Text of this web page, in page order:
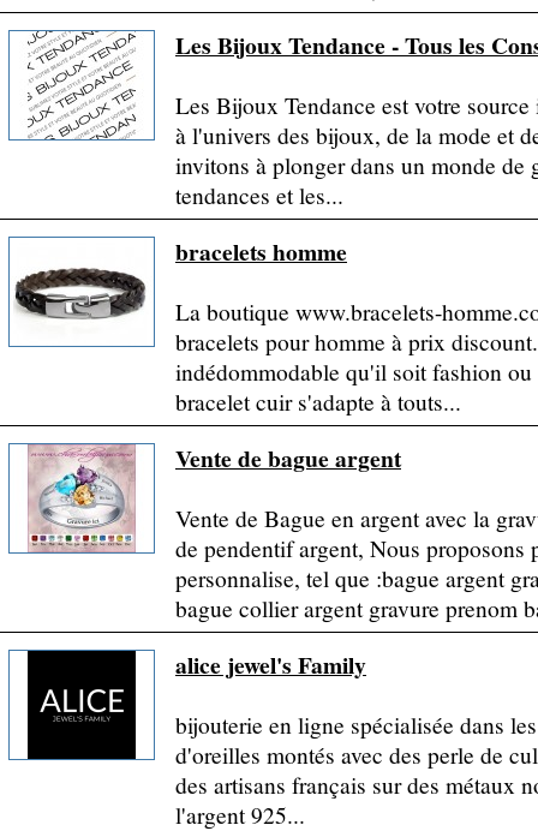
Les Bijoux Tendance - Tous les
Les Bijoux Tendance est votre
à l'univers des bijoux, de la mode et
invitons à plonger dans un monde de
tendances et les...
bracelets homme
La boutique www.bracelets-
bracelets pour homme à prix
indédommodable qu'il soit fashion
bracelet cuir s'adapte à touts...
Vente de bague argent
Vente de Bague en argent avec la
de pendentif argent, Nous proposons
personnalise, tel que :bague argent
bague collier argent gravure prenom
alice jewel's Family
bijouterie en ligne spécialisée dans
d'oreilles montés avec des perle de
des artisans français sur des métaux
l'argent 925...